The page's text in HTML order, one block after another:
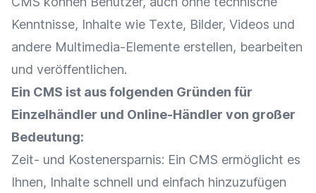
Kenntnisse, Inhalte wie Texte, Bilder, Videos und
andere Multimedia-Elemente erstellen, bearbeiten
und veröffentlichen.
Ein CMS ist aus folgenden Gründen für
Einzelhändler und Online-Händler von großer
Bedeutung:
Zeit- und Kostenersparnis: Ein CMS ermöglicht es
Ihnen, Inhalte schnell und einfach hinzuzufügen